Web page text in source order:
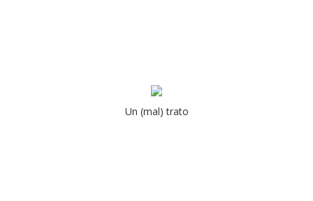
Un (mal) trato